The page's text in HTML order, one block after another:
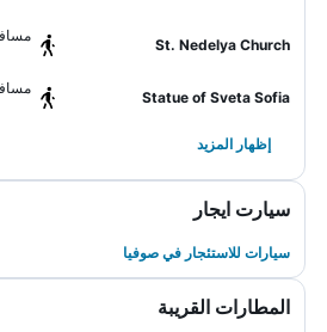
St. Nedelya Church
مسافة
Statue of Sveta Sofia
مسافة
إظهار المزيد
سيارت ايجار
سيارات للاستئجار في صوفيا
المطارات القريبة